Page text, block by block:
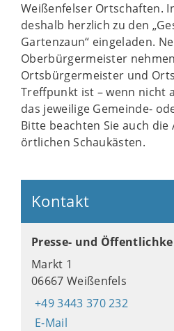
Weißenfelser Ortschaften.
deshalb herzlich zu den
Gartenzaun“ eingeladen.
Oberbürgermeister
Ortsbürgermeister und
Treffpunkt ist – wenn nicht
das jeweilige Gemeinde-
Bitte beachten Sie auch die
örtlichen Schaukästen.
Kontakt
Presse- und
Markt 1
06667 Weißenfels
+49 3443 370 232
E-Mail